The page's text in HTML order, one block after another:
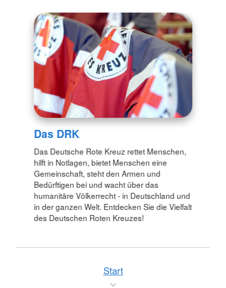
Das DRK
Das Deutsche Rote Kreuz rettet Menschen,
hilft in Notlagen, bietet Menschen eine
Gemeinschaft, steht den Armen und
Bedürftigen bei und wacht über das
humanitäre Völkerrecht - in Deutschland und
in der ganzen Welt. Entdecken Sie die Vielfalt
des Deutschen Roten Kreuzes!
Start